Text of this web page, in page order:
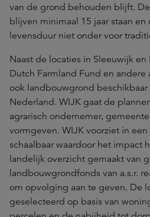
van de grond behouden blijft.
blijven minimaal 15 jaar staan
levensduur niet onder voor
Naast de locaties in Sleeuwijk en
Dutch Farmland Fund en andere
ook landbouwgrond
Nederland. WIJK gaat de
agrarisch ondernemer,
vormgeven. WIJK voorziet in
schaalbaar waardoor het impact
landelijk overzicht gemaakt van
landbouwgrondfonds van a.s.r.
om opvolging aan te geven. De
geselecteerd op basis van